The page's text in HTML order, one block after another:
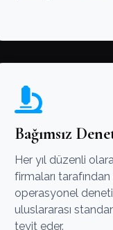
Bağımsız
Her yıl düzenli
firmaları
operasyonel
uluslararası
teyit eder.